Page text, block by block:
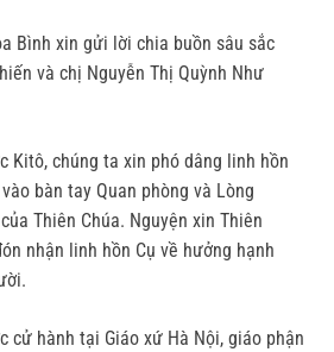
Bình xin gửi lời chia buồn sâu sắc
và chị Nguyễn Thị Quỳnh Như
Kitô, chúng ta xin phó dâng linh hồn
bàn tay Quan phòng và Lòng
Thiên Chúa. Nguyện xin Thiên
nhận linh hồn Cụ về hưởng hạnh
cử hành tại Giáo xứ Hà Nội, giáo phận